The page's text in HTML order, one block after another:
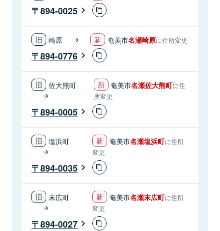
894-0025
崎原 奄美市名瀬崎原に住所変更
894-0776
佐大熊町 奄美市名瀬佐大熊町に住
所変更
894-0005
塩浜町 奄美市名瀬塩浜町に住所
変更
894-0035
末広町 奄美市名瀬末広町に住所
変更
894-0027